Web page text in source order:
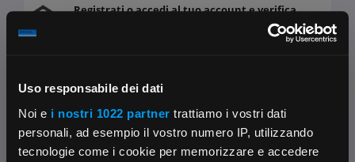
Uso responsabile dei dati
Noi e i nostri 1022 partner trattiamo i vostri dati
personali, ad esempio il vostro numero IP, utilizzando
tecnologie come i cookie per memorizzare e accedere
Registrati o accedi al tuo account e verifica
disponibilità e tempi di consegna. Clicca qui.
Fissa una consulenza
Ti affiancheremo passo dopo passo